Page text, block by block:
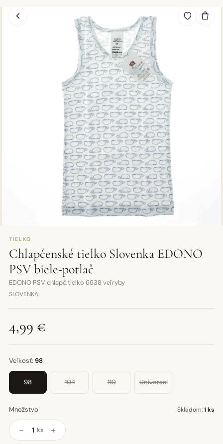
TIELKO
Chlapčenské tielko Slovenka EDONO
PSV biele-potlač
EDONO PSV chlapč.tielko 6638 veľryby
SLOVENKA
4,99 €
Veľkosť: 98
98 104 110 Universal
Množstvo Skladom:1 ks
− ks +